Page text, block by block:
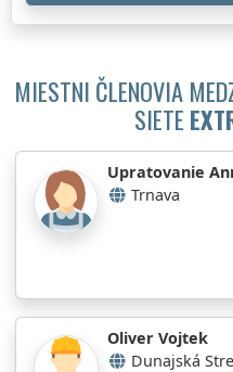
MIESTNI ČLENOVIA
SIETE
Upratovanie
Trnava
Oliver Vojtek
Dunajská